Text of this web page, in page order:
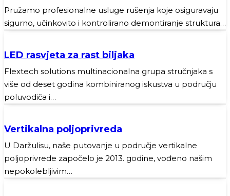
Pružamo profesionalne usluge rušenja koje osiguravaju
sigurno, učinkovito i kontrolirano demontiranje struktura…
LED rasvjeta za rast biljaka
Flextech solutions multinacionalna grupa stručnjaka s
više od deset godina kombiniranog iskustva u području
poluvodiča i…
Vertikalna poljoprivreda
U Daržulisu, naše putovanje u područje vertikalne
poljoprivrede započelo je 2013. godine, vođeno našim
nepokolebljivim…